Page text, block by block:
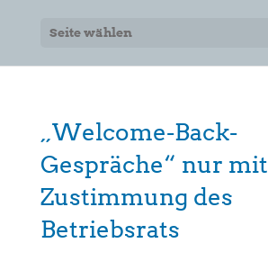
Seite wählen
„Welcome-Back-
Gespräche“ nur mit
Zustimmung des
Betriebsrats